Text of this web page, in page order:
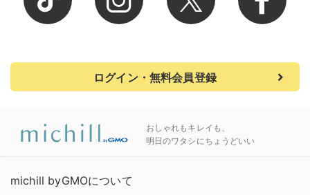
ログイン・無料会員登録
おしゃれもキレイも、
明日のワタシにちょうどいい
michill byGMOについて